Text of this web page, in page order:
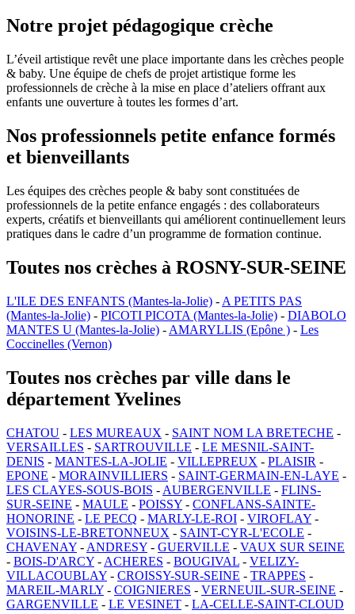
Notre projet pédagogique crèche
L’éveil artistique revêt une place importante dans les crèches people
& baby. Une équipe de chefs de projet artistique forme les
professionnels de crèche à la mise en place d’ateliers offrant aux
enfants une ouverture à toutes les formes d’art.
Nos professionnels petite enfance formés
et bienveillants
Les équipes des crèches people & baby sont constituées de
professionnels de la petite enfance engagés : des collaborateurs
experts, créatifs et bienveillants qui améliorent continuellement leurs
pratiques dans le cadre d’un programme de formation continue.
Toutes nos crèches à ROSNY-SUR-SEINE
L'ILE DES ENFANTS (Mantes-la-Jolie) - A PETITS PAS
(Mantes-la-Jolie) - PICOTI PICOTA (Mantes-la-Jolie) - DIABOLO
MANTES U (Mantes-la-Jolie) - AMARYLLIS (Epône ) - Les
Coccinelles (Vernon)
Toutes nos crèches par ville dans le
département Yvelines
CHATOU - LES MUREAUX - SAINT NOM LA BRETECHE -
VERSAILLES - SARTROUVILLE - LE MESNIL-SAINT-
DENIS - MANTES-LA-JOLIE - VILLEPREUX - PLAISIR -
EPONE - MORAINVILLIERS - SAINT-GERMAIN-EN-LAYE -
LES CLAYES-SOUS-BOIS - AUBERGENVILLE - FLINS-
SUR-SEINE - MAULE - POISSY - CONFLANS-SAINTE-
HONORINE - LE PECQ - MARLY-LE-ROI - VIROFLAY -
VOISINS-LE-BRETONNEUX - SAINT-CYR-L'ECOLE -
CHAVENAY - ANDRESY - GUERVILLE - VAUX SUR SEINE
- BOIS-D'ARCY - ACHERES - BOUGIVAL - VELIZY-
VILLACOUBLAY - CROISSY-SUR-SEINE - TRAPPES -
MAREIL-MARLY - COIGNIERES - VERNEUIL-SUR-SEINE -
GARGENVILLE - LE VESINET - LA-CELLE-SAINT-CLOUD